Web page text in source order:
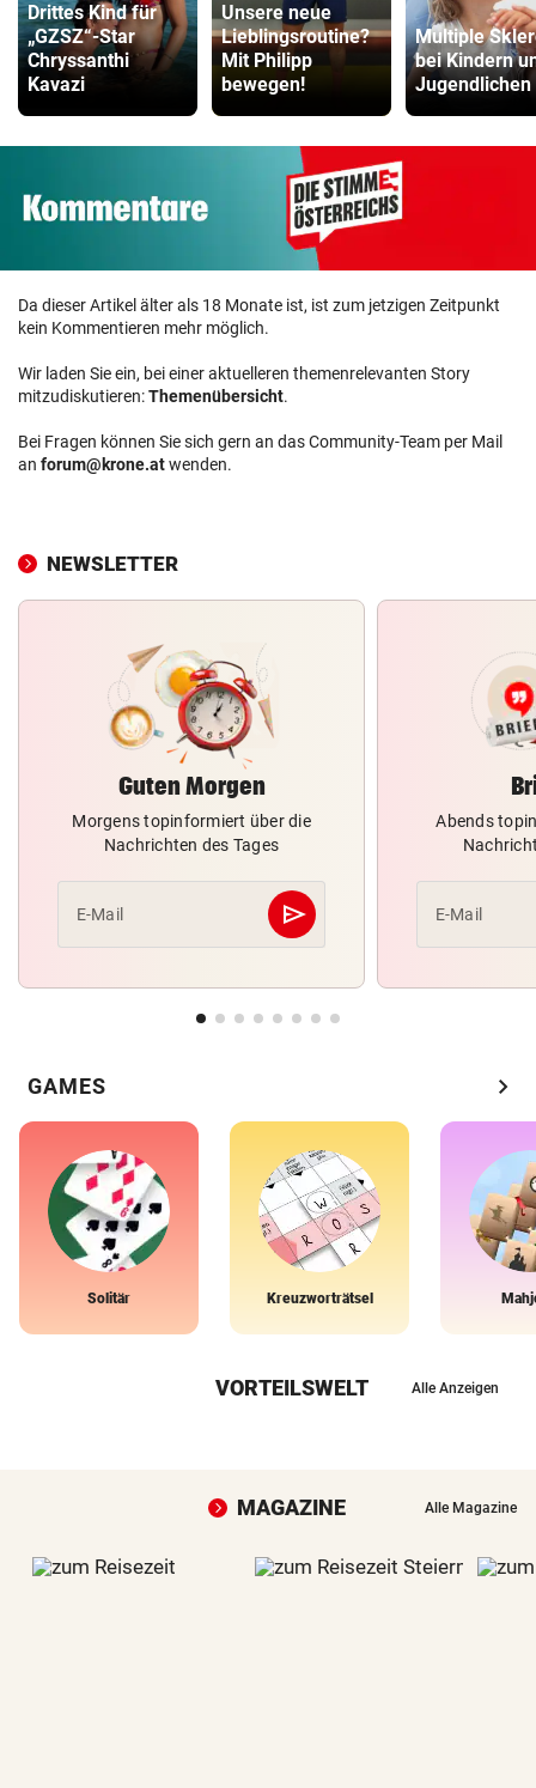
Drittes Kind für
„GZSZ“-Star
Chryssanthi
Kavazi
Unsere neue
Lieblingsroutine?
Mit Philipp
bewegen!
Multiple
bei Kindern
Jugendlichen
Da dieser Artikel älter als 18 Monate ist, ist zum jetzigen Zeitpunkt
kein Kommentieren mehr möglich.
Wir laden Sie ein, bei einer aktuelleren themenrelevanten Story
mitzudiskutieren:Themenübersicht.
Bei Fragen können Sie sich gern an das Community-Team per Mail
an forum@krone.atwenden.
NEWSLETTER
Guten Morgen
Morgens topinformiert über die
Nachrichten des Tages
E-Mail send
Abschicken
Abends
E-Mail
GAMES chevron_right
Solitär Kreuzworträtsel
VORTEILSWELT Alle Anzeigen
MAGAZINE Alle Magazine